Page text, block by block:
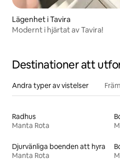
Lägenhet i Tavira
Modernt i hjärtat av Tavira!
Destinationer att
Andra typer av vistelser
Radhus
Manta Rota
Djurvänliga boenden att hyra
Manta Rota